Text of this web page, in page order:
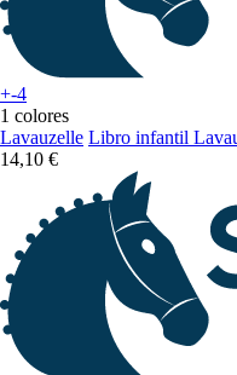
+-4
1 colores
Lavauzelle Libro infantil
14,10 €